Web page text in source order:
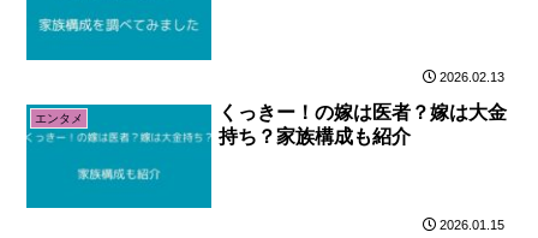
2026.02.13
エンタメ
くっきー！の嫁は医者？嫁は大金
持ち？家族構成も紹介
2026.01.15